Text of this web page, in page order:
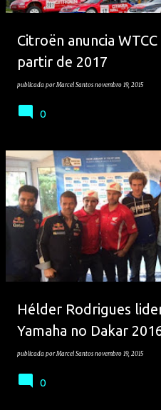
Citroën anuncia
partir de 2017
publicada porMarcel Santos novembro 19, 2015
0
Hélder Rodrigues
Yamaha no Dakar
publicada porMarcel Santos novembro 19, 2015
0